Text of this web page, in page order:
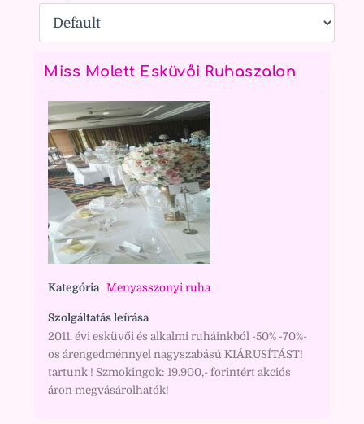
Miss Molett Esküvői Ruhaszalon
Kategória Menyasszonyi ruha
Szolgáltatás leírása
2011. évi esküvői és alkalmi ruháinkból -50% -70%-
os árengedménnyel nagyszabású KIÁRUSÍTÁST!
tartunk ! Szmokingok: 19.900,- forintért akciós
áron megvásárolhatók!